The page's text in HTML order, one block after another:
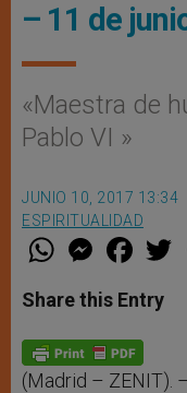
– 11 de
«Maestra de
Pablo VI »
JUNIO 10, 2017 13:34
ESPIRITUALIDAD
W
t
s
p
p
M
e
s
e
g
e
r
F
a
e
b
o
k
Share this Entry
(Madrid – ZENIT).